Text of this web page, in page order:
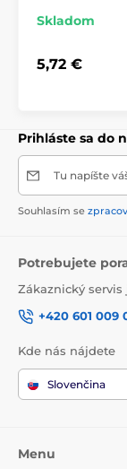
Skladom
5,72 €
Prihláste sa do
Tu napíšte
Souhlasím se
Potrebujete
Zákaznický
+420 601 009
Kde nás nájdete
Slovenčina
Menu